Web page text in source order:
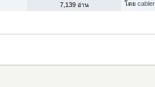
7,139 อ่าน
โดย